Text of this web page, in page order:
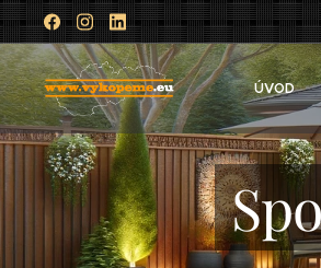
ÚVOD